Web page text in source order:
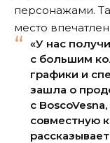
персонажами.
место
«У нас
с большим
графики и
зашла о
с
совместную
рассказывает